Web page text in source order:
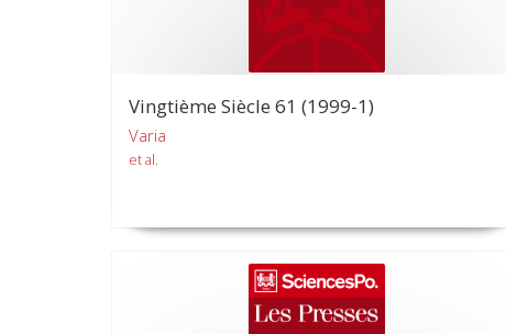
Vingtième Siècle 61 (1999-1)
Varia
et al.